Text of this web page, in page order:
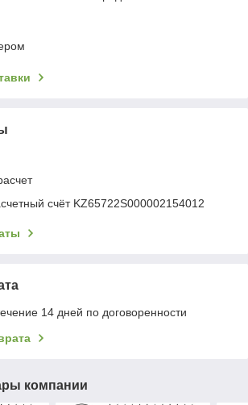
счёт KZ65722S000002154012
14 дней по договоренности
компании